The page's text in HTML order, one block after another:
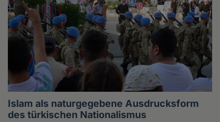
Islam als naturgegebene Ausdrucksform
des türkischen Nationalismus